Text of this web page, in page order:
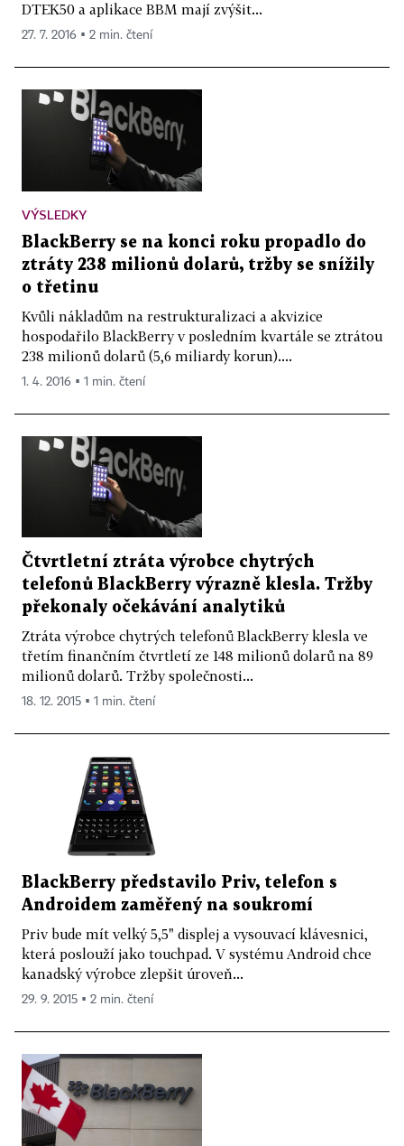
DTEK50 a aplikace BBM mají zvýšit...
27. 7. 2016 ▪ 2 min. čtení
VÝSLEDKY
BlackBerry se na konci roku propadlo do
ztráty 238 milionů dolarů, tržby se snížily
o třetinu
Kvůli nákladům na restrukturalizaci a akvizice
hospodařilo BlackBerry v posledním kvartále se ztrátou
238 milionů dolarů (5,6 miliardy korun)....
1. 4. 2016 ▪ 1 min. čtení
Čtvrtletní ztráta výrobce chytrých
telefonů BlackBerry výrazně klesla. Tržby
překonaly očekávání analytiků
Ztráta výrobce chytrých telefonů BlackBerry klesla ve
třetím finančním čtvrtletí ze 148 milionů dolarů na 89
milionů dolarů. Tržby společnosti...
18. 12. 2015 ▪ 1 min. čtení
BlackBerry představilo Priv, telefon s
Androidem zaměřený na soukromí
Priv bude mít velký 5,5" displej a vysouvací klávesnici,
která poslouží jako touchpad. V systému Android chce
kanadský výrobce zlepšit úroveň...
29. 9. 2015 ▪ 2 min. čtení